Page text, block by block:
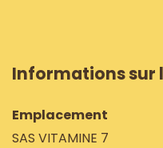
Informations sur
Emplacement
SAS VITAMINE 7